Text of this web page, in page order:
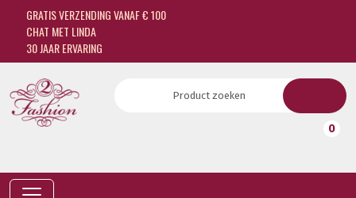
GRATIS VERZENDING VANAF € 100
CHAT MET LINDA
30 JAAR ERVARING
0